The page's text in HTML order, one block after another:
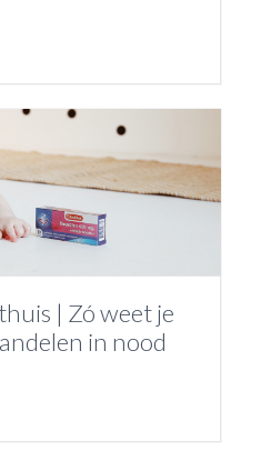
| Zó weet je
in nood